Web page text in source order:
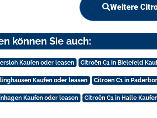
Weitere
können Sie auch:
Kaufen oder leasen Citroën C1 in Bielefeld
Kaufen oder leasen Citroën C1 in
Kaufen oder leasen Citroën C1 in Halle